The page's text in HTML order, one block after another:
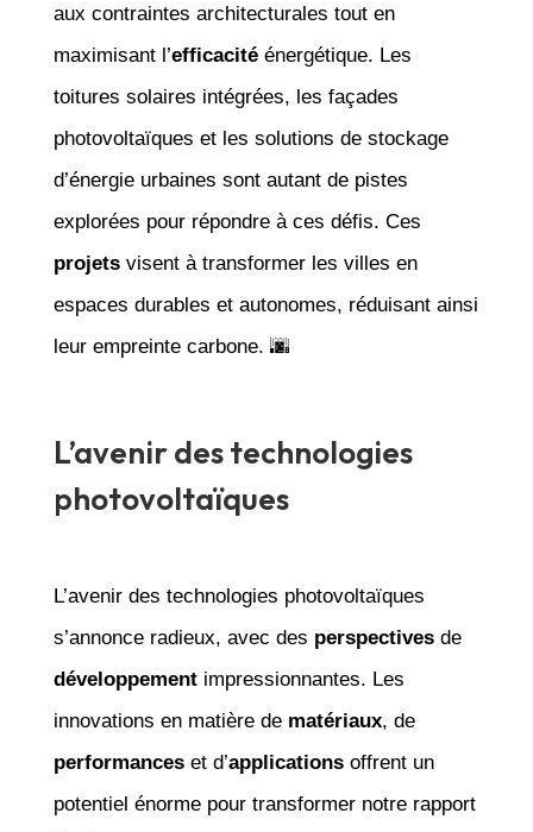
aux contraintes architecturales tout en
maximisant l’efficacitéénergétique. Les
toitures solaires intégrées, les façades
photovoltaïques et les solutions de stockage
d’énergie urbaines sont autant de pistes
explorées pour répondre à ces défis. Ces
projetsvisent à transformer les villes en
espaces durables et autonomes, réduisant ainsi
leur empreinte carbone. 🌆
L’avenir des technologies
photovoltaïques
L’avenir des technologies photovoltaïques
s’annonce radieux, avec des perspectivesde
développementimpressionnantes. Les
innovations en matière de matériaux, de
performanceset d’applicationsoffrent un
potentiel énorme pour transformer notre rapport